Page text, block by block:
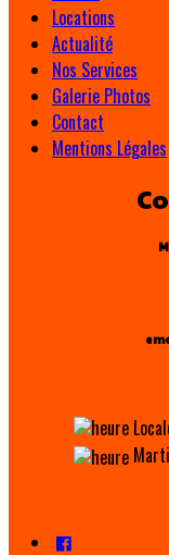
Locations
Actualité
Nos Services
Galerie Photos
Contact
Mentions Légales